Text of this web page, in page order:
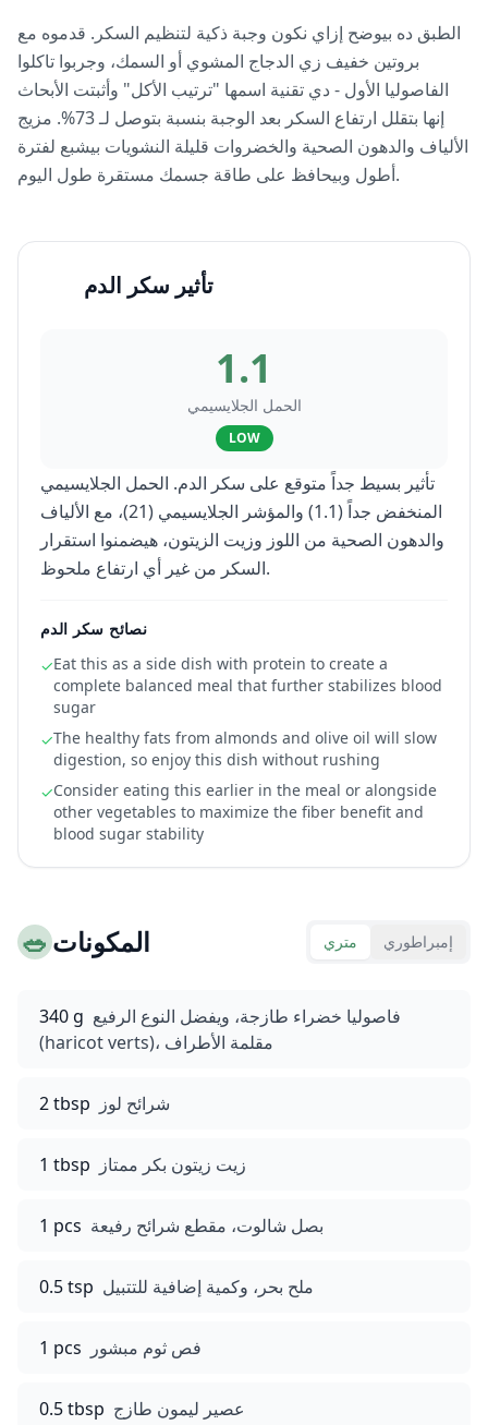
الطبق ده بيوضح إزاي نكون وجبة ذكية لتنظيم السكر. قدموه مع
بروتين خفيف زي الدجاج المشوي أو السمك، وجربوا تاكلوا
الفاصوليا الأول - دي تقنية اسمها "ترتيب الأكل" وأثبتت الأبحاث
إنها بتقلل ارتفاع السكر بعد الوجبة بنسبة بتوصل لـ 73%. مزيج
الألياف والدهون الصحية والخضروات قليلة النشويات بيشبع لفترة
أطول وبيحافظ على طاقة جسمك مستقرة طول اليوم.
تأثير سكر الدم
1.1
الحمل الجلايسيمي
LOW
تأثير بسيط جداً متوقع على سكر الدم. الحمل الجلايسيمي
المنخفض جداً (1.1) والمؤشر الجلايسيمي (21)، مع الألياف
والدهون الصحية من اللوز وزيت الزيتون، هيضمنوا استقرار
السكر من غير أي ارتفاع ملحوظ.
نصائح سكر الدم
✓Eat this as a side dish with protein to create a
complete balanced meal that further stabilizes blood
sugar
✓The healthy fats from almonds and olive oil will slow
digestion, so enjoy this dish without rushing
✓Consider eating this earlier in the meal or alongside
other vegetables to maximize the fiber benefit and
blood sugar stability
🥗المكونات متري إمبراطوري
340 g فاصوليا خضراء طازجة، ويفضل النوع الرفيع
(haricot verts)، مقلمة الأطراف
2 tbsp شرائح لوز
1 tbsp زيت زيتون بكر ممتاز
1 pcs بصل شالوت، مقطع شرائح رفيعة
0.5 tsp ملح بحر، وكمية إضافية للتتبيل
1 pcs فص ثوم مبشور
0.5 tbsp عصير ليمون طازج